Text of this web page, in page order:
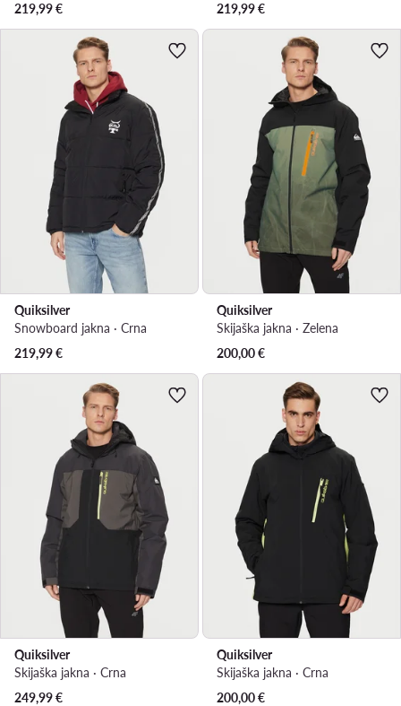
219,99€
219,99€
Quiksilver
Snowboard jakna · Crna
219,99€
Quiksilver
Skijaška jakna · Zelena
200,00€
Quiksilver
Skijaška jakna · Crna
249,99€
Quiksilver
Skijaška jakna · Crna
200,00€